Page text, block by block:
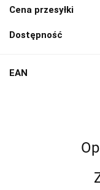
Cena przesyłki
Dostępność
EAN